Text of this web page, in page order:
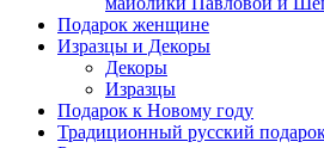
Подарок женщине
Изразцы и Декоры
Декоры
Изразцы
Подарок к Новому году
Традиционный русский